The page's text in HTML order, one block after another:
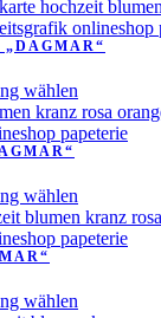
wählen
Produkt
weist
Die
Optionen
der
wählen
Produkt
weist
wählen